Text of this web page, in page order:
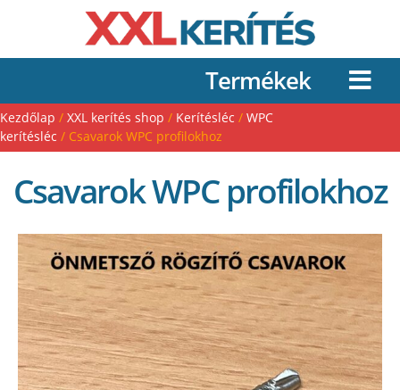
Termékek
Kezdőlap / XXL kerítés shop / Kerítésléc / WPC
kerítésléc / Csavarok WPC profilokhoz
Csavarok WPC profilokhoz